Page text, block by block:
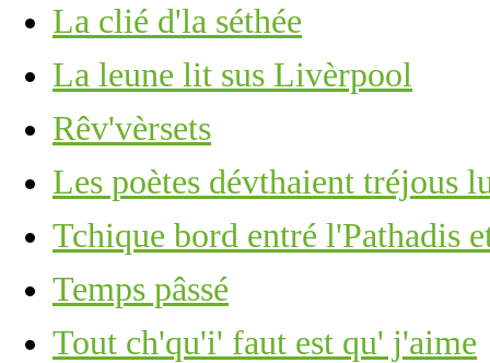
La clié d'la séthée
La leune lit sus Livèrpool
Rêv'vèrsets
Les poètes dévthaient tréjous
Tchique bord entré l'Pathadis
Temps pâssé
Tout ch'qu'i' faut est qu' j'aime